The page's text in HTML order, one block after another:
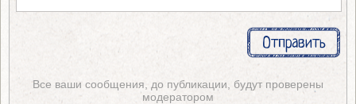
Все ваши сообщения, до публикации, будут проверены
модератором